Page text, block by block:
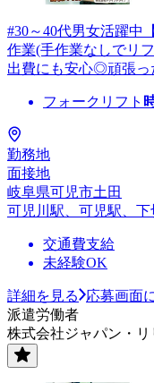
#30～40代男女活躍中
作業(手作業なしでリ
出費にも安心◎頑張っ
フォークリフト
勤務地
面接地
岐阜県可児市土田
可児川駅、可児駅、下
交通費支給
未経験OK
詳細を見る
応募画面
派遣労働者
株式会社ジャパン・リ